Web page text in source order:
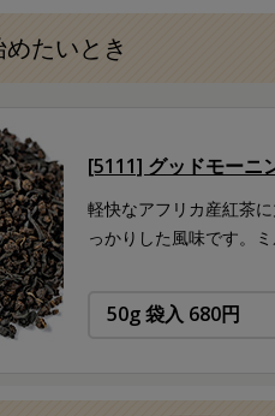
たいとき
[5111] グッドモーニ
軽快なアフリカ産紅茶
っかりした風味です。ミ